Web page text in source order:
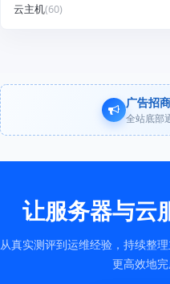
云主机(60)
广告招商
全站底部
让服务器与云
从真实测评到运维经验，持续整
更高效地完